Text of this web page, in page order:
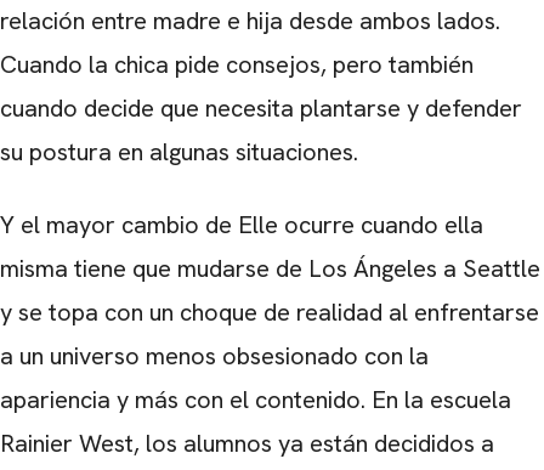
relación entre madre e hija desde ambos lados.
Cuando la chica pide consejos, pero también
cuando decide que necesita plantarse y defender
su postura en algunas situaciones.
Y el mayor cambio de Elle ocurre cuando ella
misma tiene que mudarse de Los Ángeles a Seattle
y se topa con un choque de realidad al enfrentarse
a un universo menos obsesionado con la
apariencia y más con el contenido. En la escuela
Rainier West, los alumnos ya están decididos a